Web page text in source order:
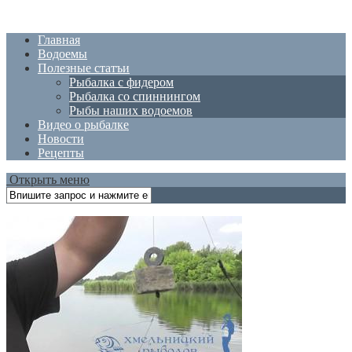
Главная
Водоемы
Полезные статъи
Рыбалка с фидером
Рыбалка со спиннингом
Рыбы наших водоемов
Видео о рыбалке
Новости
Рецепты
Открыть меню